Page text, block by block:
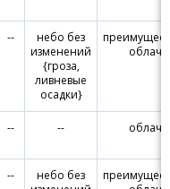
--
небо без
изменений
{гроза,
ливневые
осадки}
-- --
--
небо без